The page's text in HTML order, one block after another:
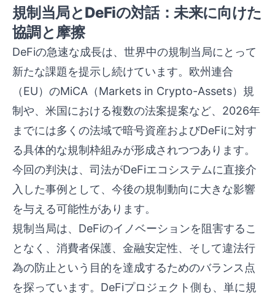
規制当局とDeFiの対話：未来に向けた
協調と摩擦
DeFiの急速な成長は、世界中の規制当局にとって
新たな課題を提示し続けています。欧州連合
（EU）のMiCA（Markets in Crypto-Assets）規
制や、米国における複数の法案提案など、2026年
までには多くの法域で暗号資産およびDeFiに対す
る具体的な規制枠組みが形成されつつあります。
今回の判決は、司法がDeFiエコシステムに直接介
入した事例として、今後の規制動向に大きな影響
を与える可能性があります。
規制当局は、DeFiのイノベーションを阻害するこ
となく、消費者保護、金融安定性、そして違法行
為の防止という目的を達成するためのバランス点
を探っています。DeFiプロジェクト側も、単に規